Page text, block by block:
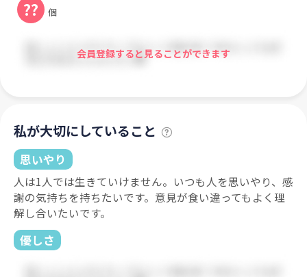
?? 個
会員登録すると見ることができます
私が大切にしていること
思いやり
人は1人では生きていけません。いつも人を思いやり、感
謝の気持ちを持ちたいです。意見が食い違ってもよく理
解し合いたいです。
優しさ